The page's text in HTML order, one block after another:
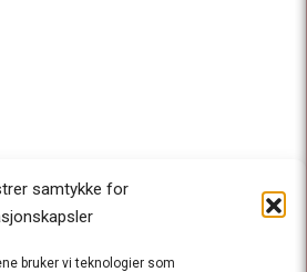
samtykke for
bruker vi teknologier som